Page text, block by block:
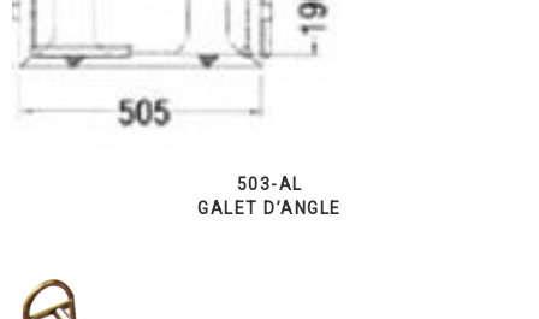
503-AL
GALET D’ANGLE